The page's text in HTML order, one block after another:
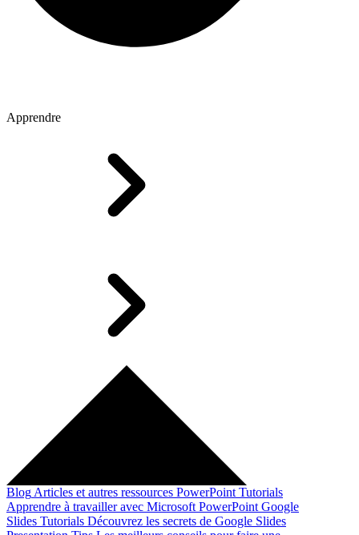
Apprendre
Blog Articles et autres ressources PowerPoint Tutorials
Apprendre à travailler avec Microsoft PowerPoint Google
Slides Tutorials Découvrez les secrets de Google Slides